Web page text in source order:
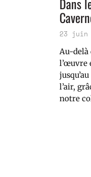
23 juin
Au-delà
l’œuvre
l’air,
notre